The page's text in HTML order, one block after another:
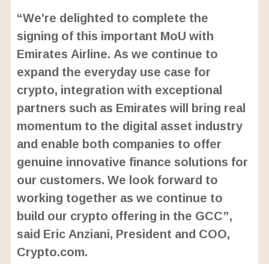
“We’re delighted to complete the
signing of this important MoU with
Emirates Airline. As we continue to
expand the everyday use case for
crypto, integration with exceptional
partners such as Emirates will bring real
momentum to the digital asset industry
and enable both companies to offer
genuine innovative finance solutions for
our customers. We look forward to
working together as we continue to
build our crypto offering in the GCC”,
said Eric Anziani, President and COO,
Crypto.com.